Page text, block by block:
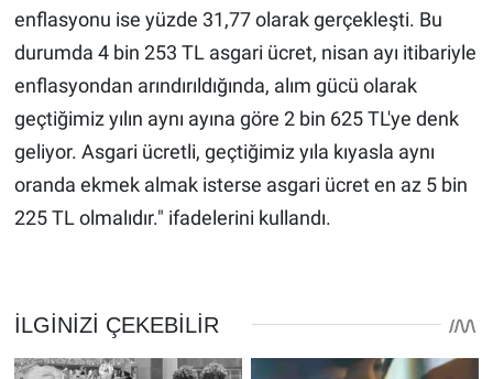
enflasyonu ise yüzde 31,77 olarak gerçekleşti. Bu
durumda 4 bin 253 TL asgari ücret, nisan ayı itibariyle
enflasyondan arındırıldığında, alım gücü olarak
geçtiğimiz yılın aynı ayına göre 2 bin 625 TL'ye denk
geliyor. Asgari ücretli, geçtiğimiz yıla kıyasla aynı
oranda ekmek almak isterse asgari ücret en az 5 bin
225 TL olmalıdır." ifadelerini kullandı.